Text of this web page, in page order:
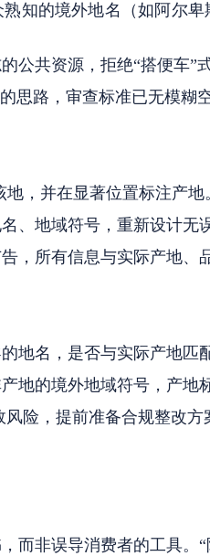
知的境外地名（如阿尔
公共资源，拒绝“搭便车”
思路，审查标准已无模糊空
，并在显著位置标注产地
、地域符号，重新设计无
，所有信息与实际产地、
地名，是否与实际产地匹配
地的境外地域符号，产地
险，提前准备合规整改方
而非误导消费者的工具。